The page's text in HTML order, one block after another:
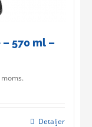
570 ml –
Detaljer